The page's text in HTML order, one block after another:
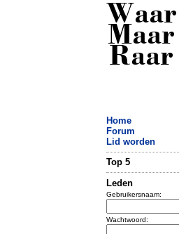
Waar
Maar
Raar
Home
Forum
Lid worden
Top 5
Leden
Gebruikersnaam:
Wachtwoord: